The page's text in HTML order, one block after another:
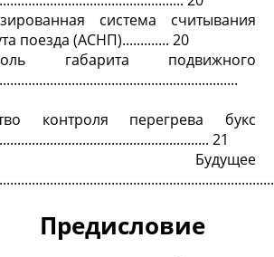
система считывания
поезда (АСНП)............. 20
габарита подвижного
контроля перегрева букс
21
Предисловие